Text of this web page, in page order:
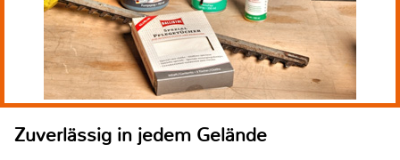
Zuverlässig in jedem Gelände